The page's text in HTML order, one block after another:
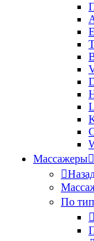
Массажеры
По